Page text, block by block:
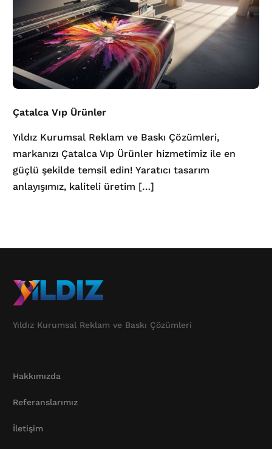
Çatalca Vıp Ürünler
Yıldız Kurumsal Reklam ve Baskı Çözümleri,
markanızı Çatalca Vıp Ürünler hizmetimiz ile en
güçlü şekilde temsil edin! Yaratıcı tasarım
anlayışımız, kaliteli üretim […]
Yıldız Kurumsal Reklam ve Baskı Çözümleri
Hakkımızda
Referanslarımız
İletişim